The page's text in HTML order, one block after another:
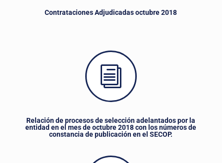
Contrataciones Adjudicadas octubre 2018
i
Relación de procesos de selección adelantados por la
entidad en el mes de octubre 2018 con los números de
constancia de publicación en el SECOP.